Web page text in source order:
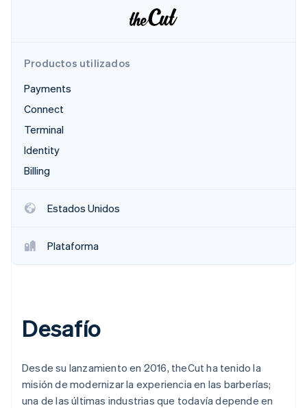
Eliminación de dióxido de carbono
Descubre cómo Stripe construye la infraestructura
comunicación y
entretenimiento
Servicios
Ejemplos de código
Blog de
Productos utilizados
Payments
Connect
Terminal
Identity
Billing
Estados Unidos
Plataforma
Desafío
Desde su lanzamiento en 2016, theCut ha tenido la
misión de modernizar la experiencia en las barberías;
una de las últimas industrias que todavía depende en